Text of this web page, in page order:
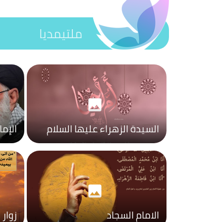
ملتيمديا
photo
السيدة الزهراء عليها السلام
photo
الامام السجاد